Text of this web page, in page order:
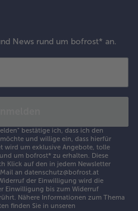
News rund um bofrost* an.
bestätige ich, dass ich den
und willige ein, dass hierfür
wird um exklusive Angebote, tolle
um bofrost* zu erhalten. Diese
Klick auf den in jedem Newsletter
an datenschutz@bofrost.at
der Einwilligung wird die
Einwilligung bis zum Widerruf
Nähere Informationen zum Thema
finden Sie in unseren